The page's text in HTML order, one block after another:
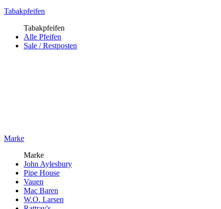
Tabakpfeifen
Tabakpfeifen
Alle Pfeifen
Sale / Restposten
Marke
Marke
John Aylesbury
Pipe House
Vauen
Mac Baren
W.O. Larsen